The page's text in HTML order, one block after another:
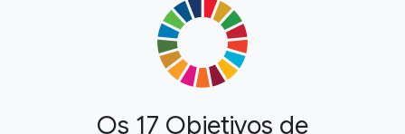
Os 17 Objetivos de